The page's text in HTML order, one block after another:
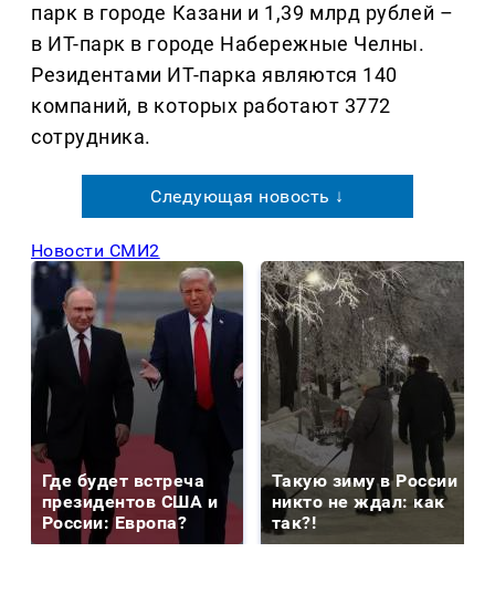
парк в городе Казани и 1,39 млрд рублей –
в ИТ-парк в городе Набережные Челны.
Резидентами ИТ-парка являются 140
компаний, в которых работают 3772
сотрудника.
Следующая новость ↓
Новости СМИ2
Где будет встреча
президентов США и
России: Европа?
Такую зиму в России
никто не ждал: как
так?!